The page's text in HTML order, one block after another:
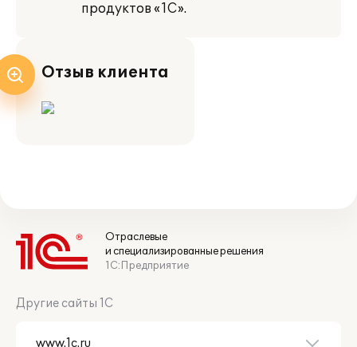
продуктов «1С».
Отзыв клиента
Отраслевые
и специализированные решения
1С:Предприятие
Другие сайты 1С